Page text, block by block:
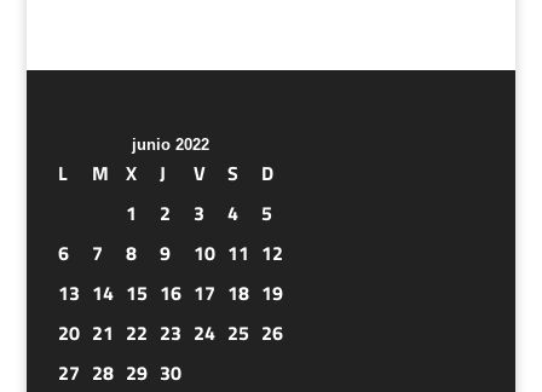
junio 2022
L M X J V S
D
1
2 3 4
5
6
7 8 9 10 11 12
13 14 15 16 17 18 19
20 21 22 23 24 25 26
27 28 29 30